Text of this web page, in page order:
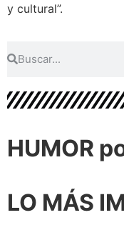
y cultural”.
HUMOR
LO MÁS